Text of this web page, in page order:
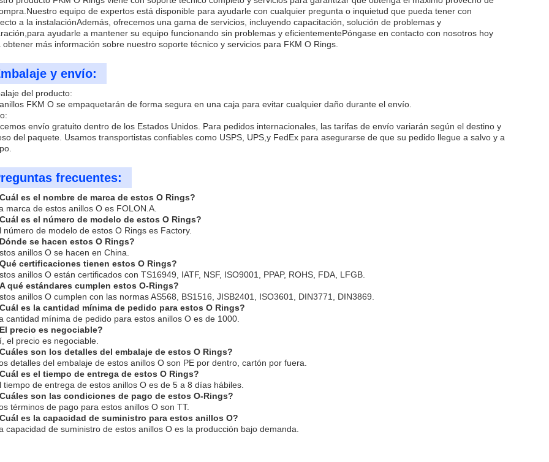
equipo de expertos está disponible para ayudarle con cualquier pregunta o inquietud que pueda tener con
a la instalaciónAdemás, ofrecemos una gama de servicios, incluyendo capacitación, solución de problemas y
ayudarle a mantener su equipo funcionando sin problemas y eficientementePóngase en contacto con nosotros hoy
obtener más información sobre nuestro soporte técnico y servicios para FKM O Rings.
y envío:
del producto:
FKM O se empaquetarán de forma segura en una caja para evitar cualquier daño durante el envío.
envío gratuito dentro de los Estados Unidos. Para pedidos internacionales, las tarifas de envío variarán según el destino y
del paquete. Usamos transportistas confiables como USPS, UPS,y FedEx para asegurarse de que su pedido llegue a salvo y a
frecuentes:
es el nombre de marca de estos O Rings?
marca de estos anillos O es FOLON.A.
es el número de modelo de estos O Rings?
número de modelo de estos O Rings es Factory.
se hacen estos O Rings?
anillos O se hacen en China.
certificaciones tienen estos O Rings?
anillos O están certificados con TS16949, IATF, NSF, ISO9001, PPAP, ROHS, FDA, LFGB.
qué estándares cumplen estos O-Rings?
anillos O cumplen con las normas AS568, BS1516, JISB2401, ISO3601, DIN3771, DIN3869.
es la cantidad mínima de pedido para estos O Rings?
cantidad mínima de pedido para estos anillos O es de 1000.
precio es negociable?
el precio es negociable.
son los detalles del embalaje de estos O Rings?
detalles del embalaje de estos anillos O son PE por dentro, cartón por fuera.
es el tiempo de entrega de estos O Rings?
tiempo de entrega de estos anillos O es de 5 a 8 días hábiles.
son las condiciones de pago de estos O-Rings?
términos de pago para estos anillos O son TT.
es la capacidad de suministro para estos anillos O?
capacidad de suministro de estos anillos O es la producción bajo demanda.